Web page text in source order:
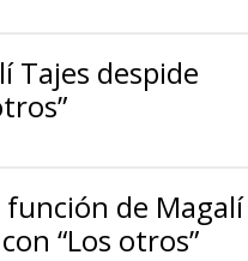
Tajes despide
función de Magalí
“Los otros”